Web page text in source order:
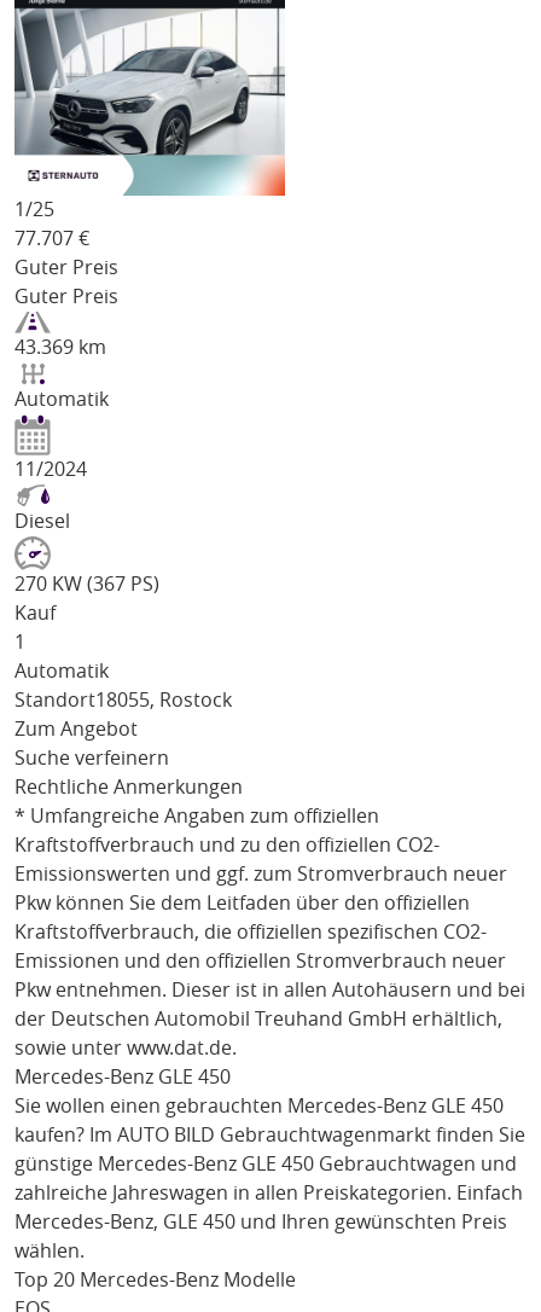
1/25
77.707 €
Guter Preis
Guter Preis
43.369 km
Automatik
11/2024
Diesel
270 KW (367 PS)
Kauf
1
Automatik
Standort18055, Rostock
Zum Angebot
Suche verfeinern
Rechtliche Anmerkungen
* Umfangreiche Angaben zum offiziellen
Kraftstoffverbrauch und zu den offiziellen CO2-
Emissionswerten und ggf. zum Stromverbrauch neuer
Pkw können Sie dem Leitfaden über den offiziellen
Kraftstoffverbrauch, die offiziellen spezifischen CO2-
Emissionen und den offiziellen Stromverbrauch neuer
Pkw entnehmen. Dieser ist in allen Autohäusern und bei
der Deutschen Automobil Treuhand GmbH erhältlich,
sowie unter www.dat.de.
Mercedes-Benz GLE 450
Sie wollen einen gebrauchten Mercedes-Benz GLE 450
kaufen? Im AUTO BILD Gebrauchtwagenmarkt finden Sie
günstige Mercedes-Benz GLE 450 Gebrauchtwagen und
zahlreiche Jahreswagen in allen Preiskategorien. Einfach
Mercedes-Benz, GLE 450 und Ihren gewünschten Preis
wählen.
Top 20 Mercedes-Benz Modelle